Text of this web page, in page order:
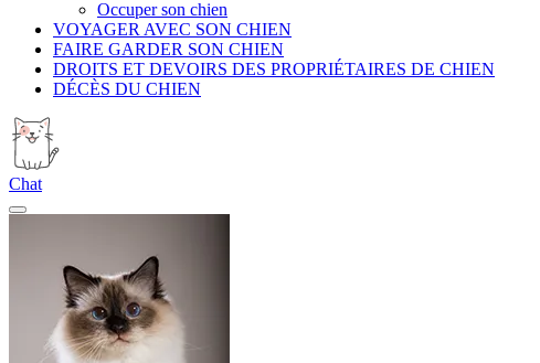
Occuper son chien
VOYAGER AVEC SON CHIEN
FAIRE GARDER SON CHIEN
DROITS ET DEVOIRS DES PROPRIÉTAIRES DE CHIEN
DÉCÈS DU CHIEN
Chat